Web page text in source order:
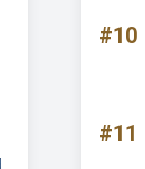
#10
#11